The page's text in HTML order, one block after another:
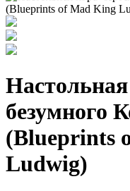
безумного
(Blueprints
Ludwig)